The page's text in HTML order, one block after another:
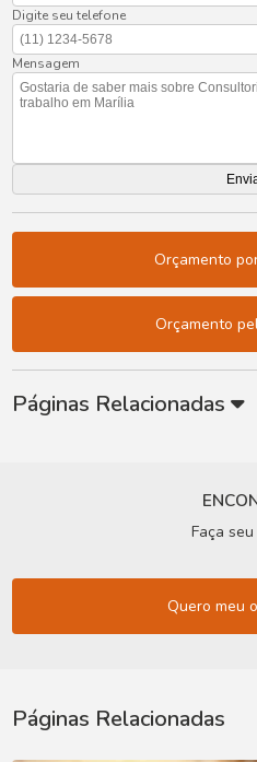
Digite seu telefone
Mensagem
Orçamento
Orçamento
Páginas Relacionadas
Faça
Quero meu
Páginas Relacionadas